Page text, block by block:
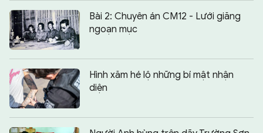
Bài 2: Chuyên án CM12 - Lưới giăng
ngoạn mục
Hình xăm hé lộ những bí mật nhận
diện